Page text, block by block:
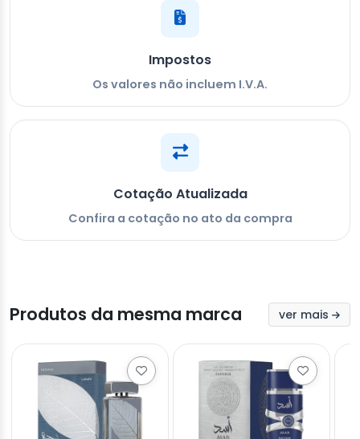
Impostos
Os valores não incluem I.V.A.
Cotação Atualizada
Confira a cotação no ato da compra
Produtos da mesma marca ver mais